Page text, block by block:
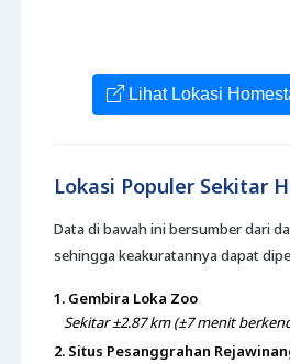
Lihat Lokasi
Lokasi Populer Sekitar
Data di bawah ini bersumber dari
sehingga keakuratannya dapat
1. Gembira Loka Zoo
Sekitar ±2.87 km (±7 menit
2. Situs Pesanggrahan